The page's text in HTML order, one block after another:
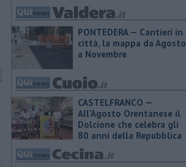
PONTEDERA — Cantieri in
città, la mappa da Agosto
a Novembre
CASTELFRANCO —
All'Agosto Orentanese il
Dolcione che celebra gli
80 anni della Repubblica